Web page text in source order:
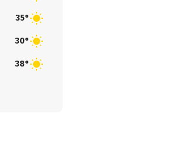
35°
30°
38°